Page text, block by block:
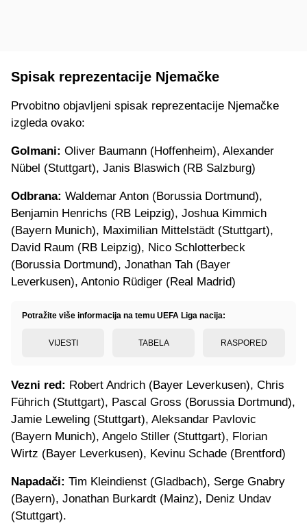
Spisak reprezentacije Njemačke
Prvobitno objavljeni spisak reprezentacije Njemačke
izgleda ovako:
Golmani: Oliver Baumann (Hoffenheim), Alexander
Nübel (Stuttgart), Janis Blaswich (RB Salzburg)
Odbrana: Waldemar Anton (Borussia Dortmund),
Benjamin Henrichs (RB Leipzig), Joshua Kimmich
(Bayern Munich), Maximilian Mittelstädt (Stuttgart),
David Raum (RB Leipzig), Nico Schlotterbeck
(Borussia Dortmund), Jonathan Tah (Bayer
Leverkusen), Antonio Rüdiger (Real Madrid)
Potražite više informacija na temu UEFA Liga nacija:
VIJESTI TABELA RASPORED
Vezni red: Robert Andrich (Bayer Leverkusen), Chris
Führich (Stuttgart), Pascal Gross (Borussia Dortmund),
Jamie Leweling (Stuttgart), Aleksandar Pavlovic
(Bayern Munich), Angelo Stiller (Stuttgart), Florian
Wirtz (Bayer Leverkusen), Kevinu Schade (Brentford)
Napadači: Tim Kleindienst (Gladbach), Serge Gnabry
(Bayern), Jonathan Burkardt (Mainz), Deniz Undav
(Stuttgart).